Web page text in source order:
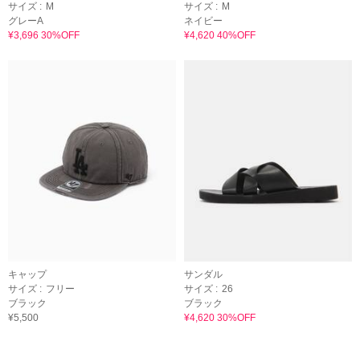
サイズ : M
グレーA
¥3,696 30%OFF
サイズ : M
ネイビー
¥4,620 40%OFF
キャップ
サイズ : フリー
ブラック
¥5,500
サンダル
サイズ : 26
ブラック
¥4,620 30%OFF